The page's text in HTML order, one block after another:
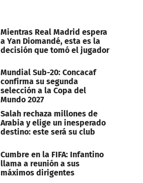
Mientras Real Madrid espera
a Yan Diomandé, esta es la
decisión que tomó el jugador
Mundial Sub-20: Concacaf
confirma su segunda
selección a la Copa del
Mundo 2027
Salah rechaza millones de
Arabia y elige un inesperado
destino: este será su club
Cumbre en la FIFA: Infantino
llama a reunión a sus
máximos dirigentes